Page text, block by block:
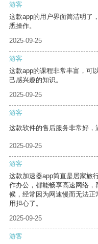
游客
这款app的用户界面简洁明了
悉操作。
2025-09-25
游客
这款app的课程非常丰富，可
己感兴趣的知识。
2025-09-25
游客
这款软件的售后服务非常好，
2025-09-25
游客
这款加速器app简直是居家旅
作办公，都能畅享高速网络
候，经常因为网速慢而无法
用担心了。
2025-09-25
游客